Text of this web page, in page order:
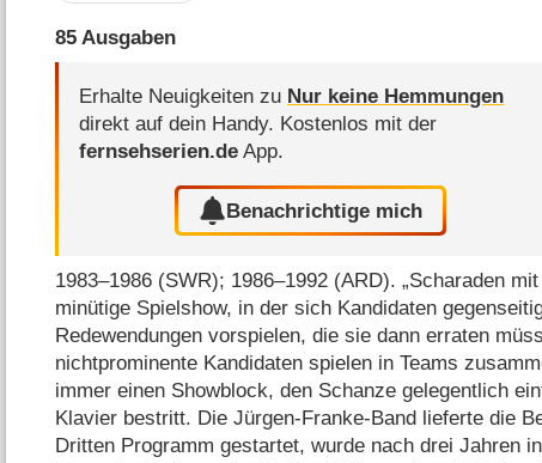
85 Ausgaben
Erhalte Neuigkeiten zu Nur keine Hemmungen
direkt auf dein Handy. Kostenlos mit der
fernsehserien.de App.
Benachrichtige mich
1983⁠–⁠1986 (SWR); 1986⁠–⁠1992 (ARD). „Scharaden
minütige Spielshow, in der sich Kandidaten
Redewendungen vorspielen, die sie dann erraten
nichtprominente Kandidaten spielen in Teams
immer einen Showblock, den Schanze gelegentlich
Klavier bestritt. Die Jürgen-Franke-Band lieferte die
Dritten Programm gestartet, wurde nach drei Jahren